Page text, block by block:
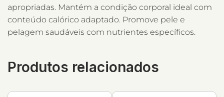
apropriadas. Mantém a condição corporal ideal com
conteúdo calórico adaptado. Promove pele e
pelagem saudáveis com nutrientes específicos.
Produtos relacionados